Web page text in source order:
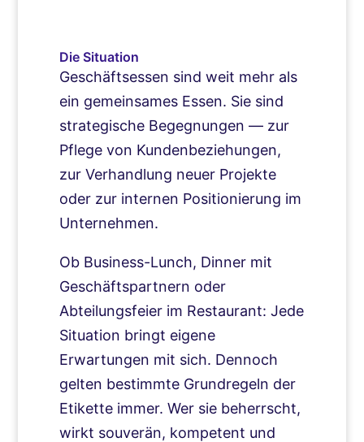
Die Situation
Geschäftsessen sind weit mehr als
ein gemeinsames Essen. Sie sind
strategische Begegnungen — zur
Pflege von Kundenbeziehungen,
zur Verhandlung neuer Projekte
oder zur internen Positionierung im
Unternehmen.
Ob Business-Lunch, Dinner mit
Geschäftspartnern oder
Abteilungsfeier im Restaurant: Jede
Situation bringt eigene
Erwartungen mit sich. Dennoch
gelten bestimmte Grundregeln der
Etikette immer. Wer sie beherrscht,
wirkt souverän, kompetent und